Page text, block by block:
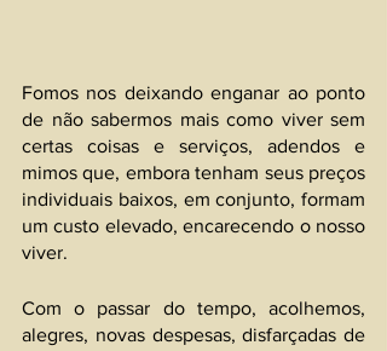
Fomos nos deixando enganar ao ponto
de não sabermos mais como viver sem
certas coisas e serviços, adendos e
mimos que, embora tenham seus preços
individuais baixos, em conjunto, formam
um custo elevado, encarecendo o nosso
viver.
Com o passar do tempo, acolhemos,